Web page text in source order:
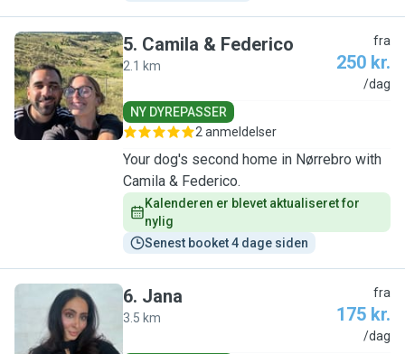
C
5. Camila & Federico
2.1 km
fra
250 kr.
/dag
NY DYREPASSER
2 anmeldelser
Your dog's second home in Nørrebro with
Camila & Federico.
Kalenderen er blevet aktualiseret for
nylig
Senest booket 4 dage siden
J
6. Jana
3.5 km
fra
175 kr.
/dag